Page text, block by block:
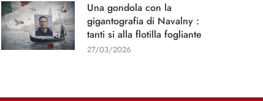
Una gondola con la
gigantografia di Navalny :
tanti si alla flotilla fogliante
27/03/2026